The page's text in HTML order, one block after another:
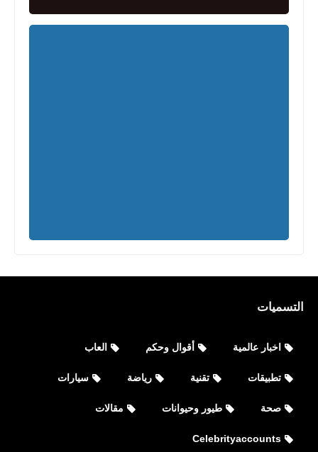
صحة
التسميات
اخبار عالمية أقوال وحكم العاب
تطبيقات تقنية رياضة سيارات
صحة طيور وحيوانات مقالات
Celebrityaccounts